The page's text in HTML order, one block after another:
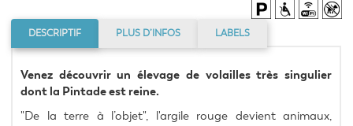
DESCRIPTIF PLUS D’INFOS LABELS
Venez découvrir un élevage de volailles très singulier
dont la Pintade est reine.
"De la terre à l’objet", l'argile rouge devient animaux,